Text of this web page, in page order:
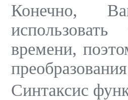
Конечно,
времени,
Синтаксис